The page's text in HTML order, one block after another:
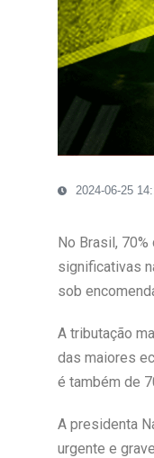
2024-06-25
No Brasil,
significativas
sob
A tributação
das maiores
é também de
A presidenta
urgente e